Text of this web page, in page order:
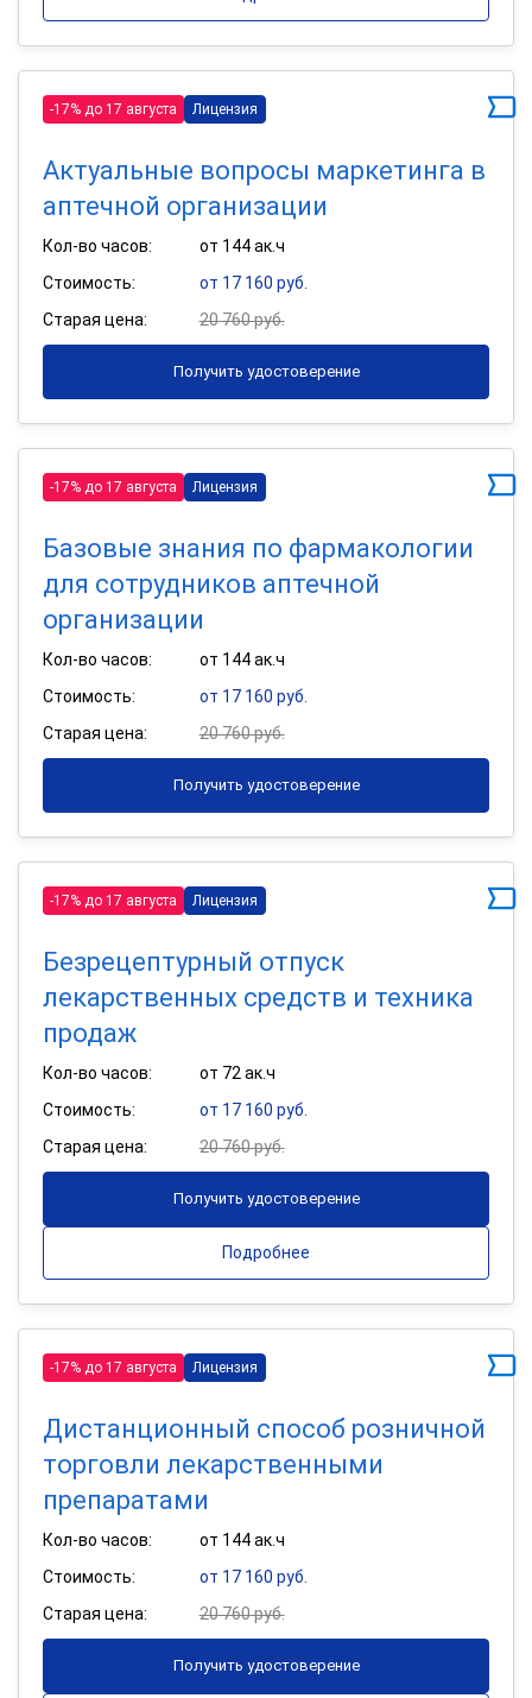
-17% до 17 августа Лицензия
Актуальные вопросы маркетинга в
аптечной организации
Кол-во часов:
от 144 ак.ч
Стоимость:
от 17 160 руб.
Старая цена:
20 760 руб.
Получить удостоверение
-17% до 17 августа Лицензия
Базовые знания по фармакологии
для сотрудников аптечной
организации
Кол-во часов:
от 144 ак.ч
Стоимость:
от 17 160 руб.
Старая цена:
20 760 руб.
Получить удостоверение
-17% до 17 августа Лицензия
Безрецептурный отпуск
лекарственных средств и техника
продаж
Кол-во часов:
от 72 ак.ч
Стоимость:
от 17 160 руб.
Старая цена:
20 760 руб.
Получить удостоверение
Подробнее
-17% до 17 августа Лицензия
Дистанционный способ розничной
торговли лекарственными
препаратами
Кол-во часов:
от 144 ак.ч
Стоимость:
от 17 160 руб.
Старая цена:
20 760 руб.
Получить удостоверение